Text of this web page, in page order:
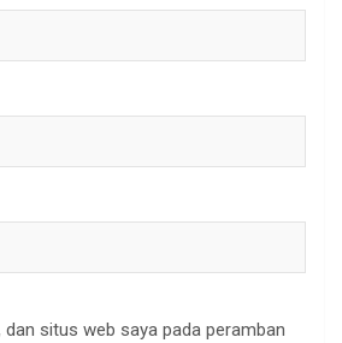
dan situs web saya pada peramban